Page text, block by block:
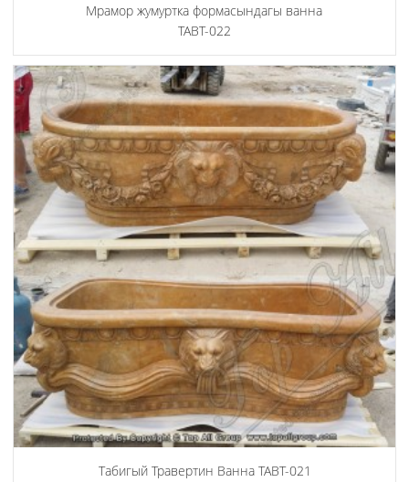
Мрамор жумуртка формасындагы ванна
TABT-022
Табигый Травертин Ванна TABT-021